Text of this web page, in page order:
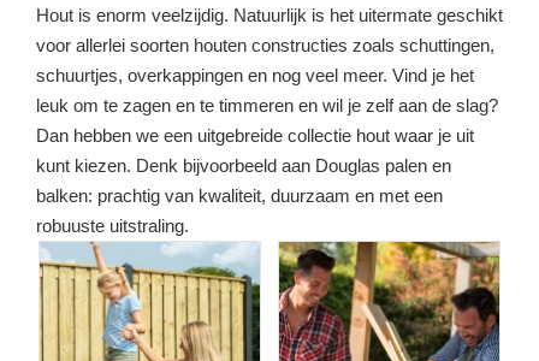
Hout is enorm veelzijdig. Natuurlijk is het uitermate geschikt
voor allerlei soorten houten constructies zoals schuttingen,
schuurtjes, overkappingen en nog veel meer. Vind je het
leuk om te zagen en te timmeren en wil je zelf aan de slag?
Dan hebben we een uitgebreide collectie hout waar je uit
kunt kiezen. Denk bijvoorbeeld aan Douglas palen en
balken: prachtig van kwaliteit, duurzaam en met een
robuuste uitstraling.